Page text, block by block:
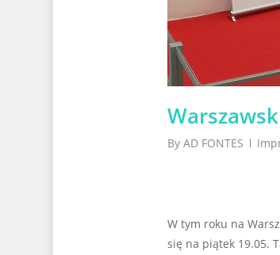
By AD FONTES
W tym roku na
się na piątek 19.05.